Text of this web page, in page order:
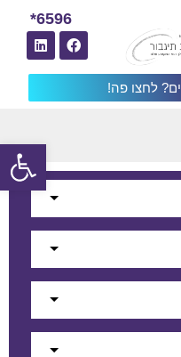
לחצו פה!
6596*